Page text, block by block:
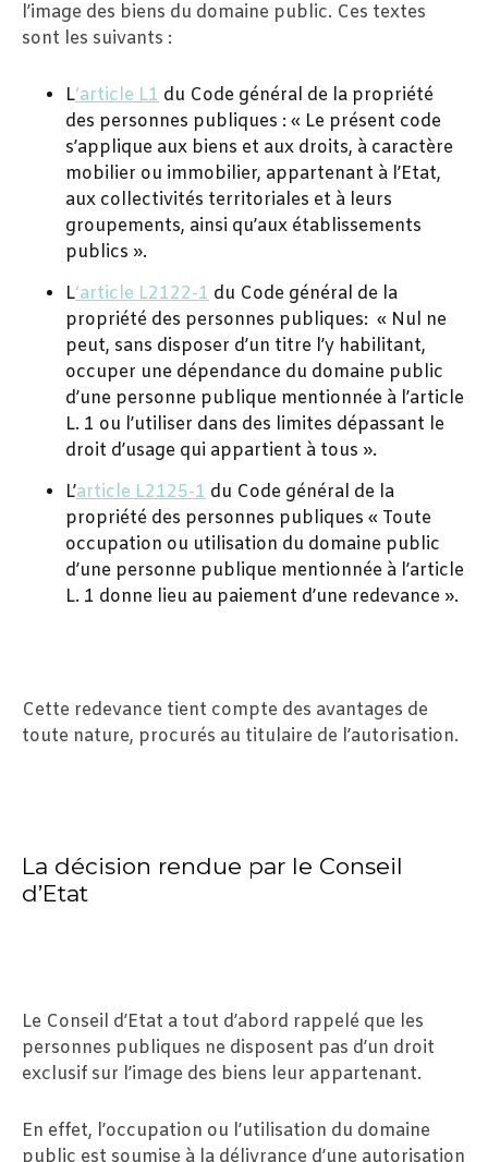
l’image des biens du domaine public. Ces textes
sont les suivants :
L‘article L1 du Code général de la propriété
des personnes publiques : « Le présent code
s’applique aux biens et aux droits, à caractère
mobilier ou immobilier, appartenant à l’Etat,
aux collectivités territoriales et à leurs
groupements, ainsi qu’aux établissements
publics ».
L‘article L2122-1 du Code général de la
propriété des personnes publiques: « Nul ne
peut, sans disposer d’un titre l’y habilitant,
occuper une dépendance du domaine public
d’une personne publique mentionnée à l’article
L. 1 ou l’utiliser dans des limites dépassant le
droit d’usage qui appartient à tous ».
L’article L2125-1 du Code général de la
propriété des personnes publiques « Toute
occupation ou utilisation du domaine public
d’une personne publique mentionnée à l’article
L. 1 donne lieu au paiement d’une redevance ».
Cette redevance tient compte des avantages de
toute nature, procurés au titulaire de l’autorisation.
La décision rendue par le Conseil
d’Etat
Le Conseil d’Etat a tout d’abord rappelé que les
personnes publiques ne disposent pas d’un droit
exclusif sur l’image des biens leur appartenant.
En effet, l’occupation ou l’utilisation du domaine
public est soumise à la délivrance d’une autorisation